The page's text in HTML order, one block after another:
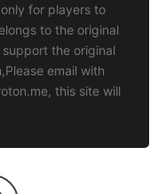
for players to
to the original
the original
email with
, this site will